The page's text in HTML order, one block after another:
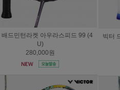
빅터 드라이브 X 12 배드민턴라켓 (4U/
프리코어핸들)
279,000원